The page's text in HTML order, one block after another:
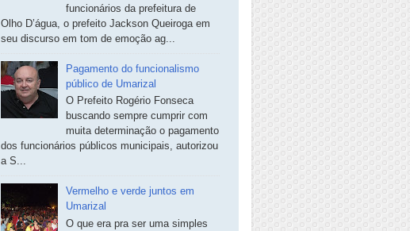
funcionários da prefeitura de
Olho D’água, o prefeito Jackson Queiroga em
seu discurso em tom de emoção ag...
Pagamento do funcionalismo
público de Umarizal
O Prefeito Rogério Fonseca
buscando sempre cumprir com
muita determinação o pagamento
dos funcionários públicos municipais, autorizou
a S...
Vermelho e verde juntos em
Umarizal
O que era pra ser uma simples